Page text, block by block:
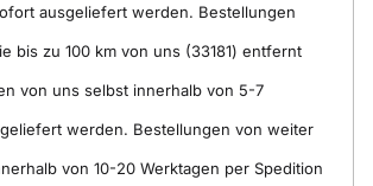
ausgeliefert werden. Bestellungen
bis zu 100 km von uns (33181) entfernt
von uns selbst innerhalb von 5-7
werden. Bestellungen von weiter
von 10-20 Werktagen per Spedition